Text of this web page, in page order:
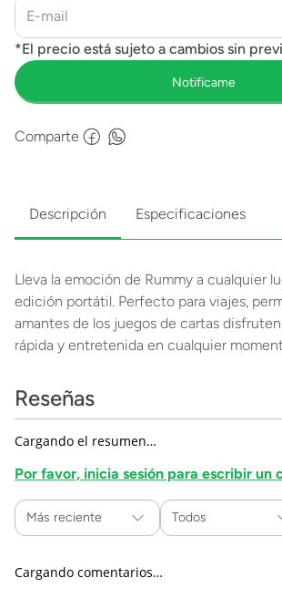
Comparte
Descripción Especificaciones
Lleva la emoción de Rummy a cualquier
edición portátil. Perfecto para viajes,
amantes de los juegos de cartas
rápida y entretenida en cualquier
Reseñas
Cargando el resumen…
Por favor, inicia sesión para escribir un
Más reciente Todos
Cargando comentarios…